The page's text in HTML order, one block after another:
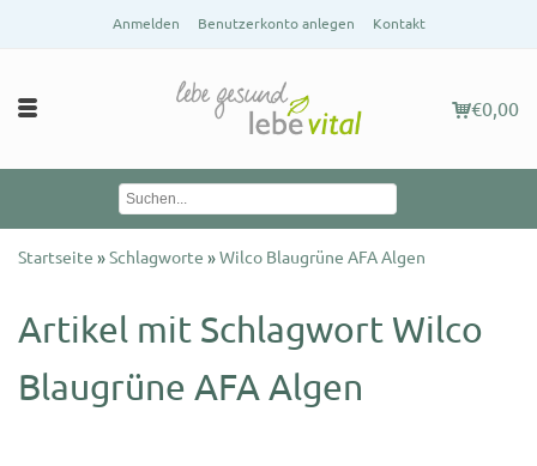
Anmelden Benutzerkonto anlegen Kontakt
€0,00
Startseite »Schlagworte »Wilco Blaugrüne AFA Algen
Artikel mit Schlagwort Wilco
Blaugrüne AFA Algen